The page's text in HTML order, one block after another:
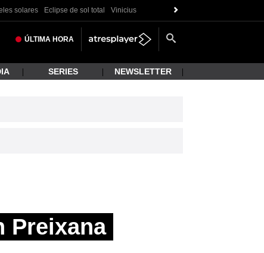
solares Eclipse de sol total Vinicius
ÚLTIMA HORA
SERIES NEWSLETTER
Preixana